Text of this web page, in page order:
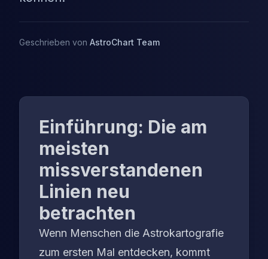
Geschrieben von AstroChart Team
Einführung: Die am
meisten
missverstandenen
Linien neu
betrachten
Wenn Menschen die Astrokartografie
zum ersten Mal entdecken, kommt